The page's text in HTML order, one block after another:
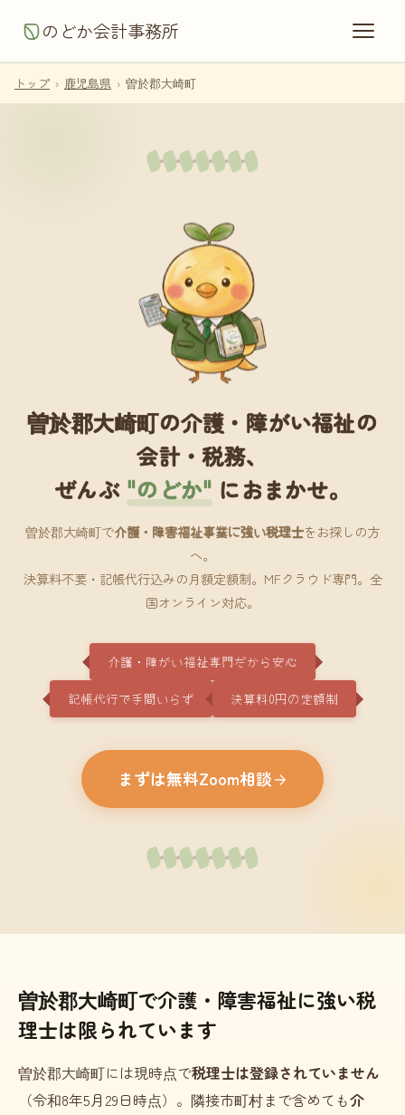
のどか会計事務所
トップ › 鹿児島県 › 曽於郡大崎町
曽於郡大崎町の介護・障がい福祉の
会計・税務、
ぜんぶ "のどか" におまかせ。
曽於郡大崎町で介護・障害福祉事業に強い税理士をお探しの方
へ。
決算料不要・記帳代行込みの月額定額制。MFクラウド専門。全
国オンライン対応。
介護・障がい福祉専門だから安心
記帳代行で手間いらず 決算料0円の定額制
まずは無料Zoom相談
曽於郡大崎町で介護・障害福祉に強い税
理士は限られています
曽於郡大崎町には現時点で税理士は登録されていません
（令和8年5月29日時点）。隣接市町村まで含めても介